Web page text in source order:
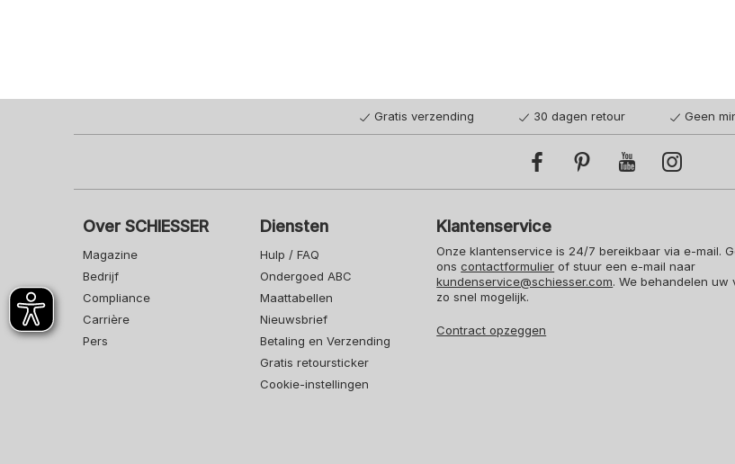
Gratis verzending 30 dagen retour Geen
Over SCHIESSER
Magazine
Bedrijf
Compliance
Carrière
Pers
Diensten
Hulp / FAQ
Ondergoed ABC
Maattabellen
Nieuwsbrief
Betaling en Verzending
Gratis retoursticker
Cookie-instellingen
Klantenservice
Onze klantenservice is 24/7 bereikbaar via e-mail.
onscontactformulier of stuur een e-mail naar
kundenservice@schiesser.com. We behandelen uw
zo snel mogelijk.
Contract opzeggen